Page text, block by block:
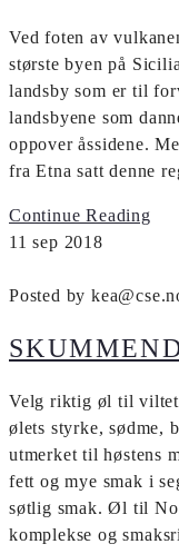
Ved foten av
største byen på
landsby som er til
landsbyene som
oppover åssidene.
fra Etna satt denne
Continue Reading
11 sep 2018
Posted by
Velg riktig øl til
ølets styrke, sødme,
utmerket til høstens
fett og mye smak i
søtlig smak. Øl til
komplekse og